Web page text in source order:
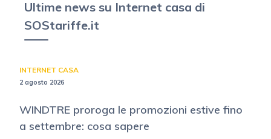
Ultime news su Internet casa di
SOStariffe.it
INTERNET CASA
2 agosto 2026
WINDTRE proroga le promozioni estive fino
a settembre: cosa sapere